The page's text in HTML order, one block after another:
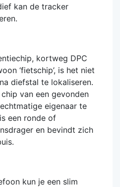
kan de tracker
kortweg DPC
‘fietschip’, is het niet
diefstal te lokaliseren.
van een gevonden
eigenaar te
een ronde of
en bevindt zich
kun je een slim